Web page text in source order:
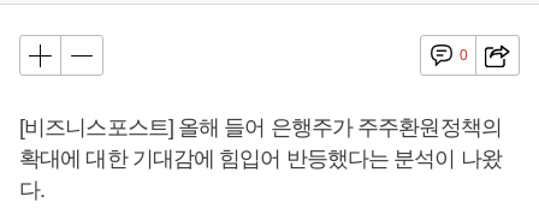
0
[비즈니스포스트] 올해 들어 은행주가 주주환원정책의
확대에 대한 기대감에 힘입어 반등했다는 분석이 나왔
다.